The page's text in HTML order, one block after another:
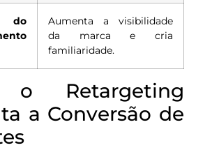
do
Aumenta a visibilidade
da marca e cria
familiaridade.
o Retargeting
a Conversão de